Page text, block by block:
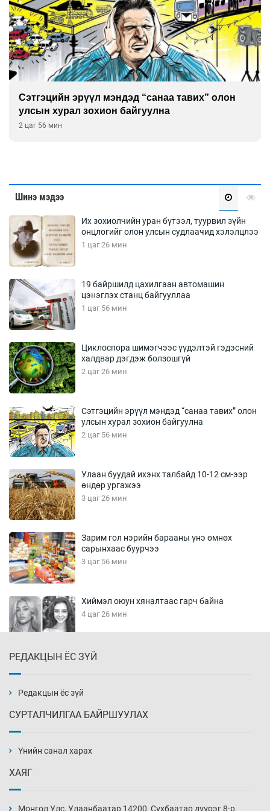
Сэтгэцийн эрүүл мэндэд “санаа тавих” олон
улсын хурал зохион байгуулна
2 цаг 56 мин
Шинэ мэдээ
Их зохиолчийн уран бүтээл, туурвил зүйн
онцлогийг олон улсын судлаачид хэлэлцлээ
1 цаг 26 мин
19 байршилд цахилгаан автомашин
цэнэглэх станц байгууллаа
1 цаг 56 мин
Циклоспора шимэгчээс үүдэлтэй гэдэсний
халдвар дэгдэж болзошгүй
2 цаг 26 мин
Сэтгэцийн эрүүл мэндэд “санаа тавих” олон
улсын хурал зохион байгуулна
2 цаг 56 мин
Улаан буудай ихэнх талбайд 10-12 см-ээр
өндөр ургажээ
3 цаг 26 мин
Зарим гол нэрийн барааны үнэ өмнөх
сарынхаас буурчээ
3 цаг 56 мин
Хиймэл оюун хяналтаас гарч байна
4 цаг 26 мин
4 цаг 56 мин
нэмэгджээ
РЕДАКЦЫН ЁС ЗҮЙ
Редакцын ёс зүй
СУРТАЛЧИЛГАА БАЙРШУУЛАХ
Үнийн санал харах
ХАЯГ
Монгол Улс, Улаанбаатар 14200, Сүхбаатар дүүрэг 8-р